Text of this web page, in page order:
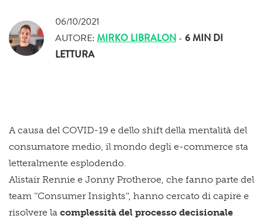
06/10/2021
AUTORE: MIRKO LIBRALON - 6 MIN DI
LETTURA
A causa del COVID-19 e dello shift della mentalità del
consumatore medio, il mondo degli e-commerce sta
letteralmente esplodendo.
Alistair Rennie e Jonny Protheroe, che fanno parte del
team ‘’Consumer Insights’’, hanno cercato di capire e
risolvere la complessità del processo decisionale